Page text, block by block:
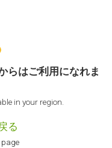
らはご利用になれま
in your region.
る
page